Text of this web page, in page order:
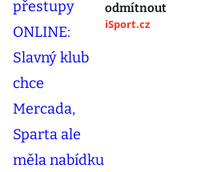
odmítnout
iSport.cz